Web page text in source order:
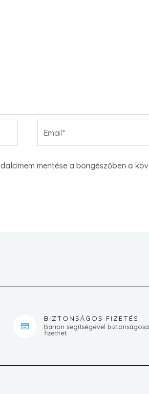
mentése a böngészőben a
BIZTONSÁGOS FIZETÉS
Barion segítségével
fizethet